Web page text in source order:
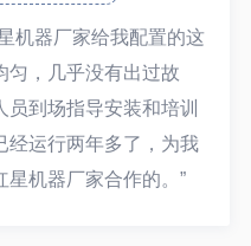
机器厂家给我配置的这
匀，几乎没有出过故
到场指导安装和培训
经运行两年多了，为我
机器厂家合作的。”